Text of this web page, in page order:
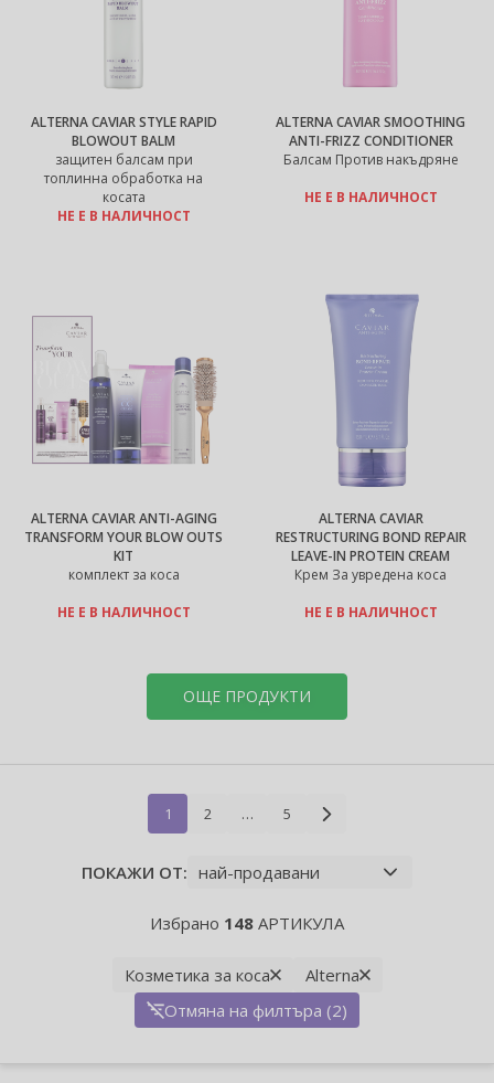
ALTERNA CAVIAR STYLE RAPID
BLOWOUT BALM
защитен балсам при
топлинна обработка на
косата
НЕ Е В НАЛИЧНОСТ
ALTERNA CAVIAR SMOOTHING
ANTI-FRIZZ CONDITIONER
Балсам Против накъдряне
НЕ Е В НАЛИЧНОСТ
ALTERNA CAVIAR ANTI-AGING
TRANSFORM YOUR BLOW OUTS
KIT
комплект за коса
НЕ Е В НАЛИЧНОСТ
ALTERNA CAVIAR
RESTRUCTURING BOND REPAIR
LEAVE-IN PROTEIN CREAM
Крем За увредена коса
НЕ Е В НАЛИЧНОСТ
ОЩЕ ПРОДУКТИ
1 2 … 5
ПОКАЖИ ОТ:
Избрано 148 АРТИКУЛА
Козметика за коса
Alterna
Отмяна на филтъра (2)